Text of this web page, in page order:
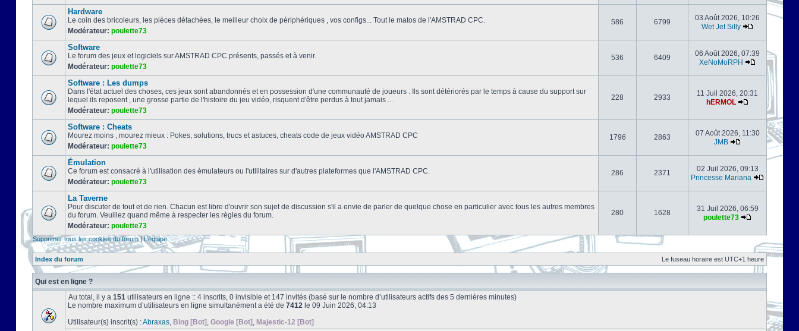
Hardware
Le coin des bricoleurs, les pièces détachées, le meilleur choix de périphériques , vos configs... Tout le matos de l'AMSTRAD CPC.
Modérateur: poulette73
586 6799
03 Août 2026, 10:26
Wet Jet Silly
Software
Le forum des jeux et logiciels sur AMSTRAD CPC présents, passés et à venir.
Modérateur: poulette73
536 6409
06 Août 2026, 07:39
XeNoMoRPH
Software : Les dumps
Dans l'état actuel des choses, ces jeux sont abandonnés et en possession d'une communauté de joueurs . Ils sont détériorés par le temps à cause du support sur
lequel ils reposent , une grosse partie de l'histoire du jeu vidéo, risquent d'être perdus à tout jamais ...
Modérateur: poulette73
228 2933
11 Juil 2026, 20:31
hERMOL
Software : Cheats
Mourez moins , mourez mieux : Pokes, solutions, trucs et astuces, cheats code de jeux vidéo AMSTRAD CPC
Modérateur: poulette73
1796 2863
07 Août 2026, 11:30
JMB
Émulation
Ce forum est consacré à l'utilisation des émulateurs ou l'utilitaires sur d'autres plateformes que l'AMSTRAD CPC.
Modérateur: poulette73
286 2371
02 Juil 2026, 09:13
Princesse Mariana
La Taverne
Pour discuter de tout et de rien. Chacun est libre d'ouvrir son sujet de discussion s'il a envie de parler de quelque chose en particulier avec tous les autres membres
du forum. Veuillez quand même à respecter les règles du forum.
Modérateur: poulette73
280 1628
31 Juil 2026, 06:59
poulette73
Supprimer tous les cookies du forum|L’équipe
Index du forum Le fuseau horaire est UTC+1 heure
Qui est en ligne ?
Au total, il y a 151 utilisateurs en ligne :: 4 inscrits, 0 invisible et 147 invités (basé sur le nombre d’utilisateurs actifs des 5 dernières minutes)
Le nombre maximum d’utilisateurs en ligne simultanément a été de 7412 le 09 Juin 2026, 04:13
Utilisateur(s) inscrit(s) :Abraxas, Bing [Bot] , Google [Bot] , Majestic-12 [Bot]